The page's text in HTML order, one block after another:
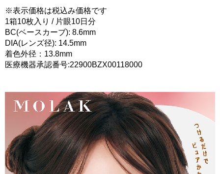
※表示価格は税込み価格です
1箱10枚入り / 片眼10日分
BC(ベースカーブ): 8.6mm
DIA(レンズ径): 14.5mm
着色外径：13.8mm
医療機器承認番号:22900BZX00118000